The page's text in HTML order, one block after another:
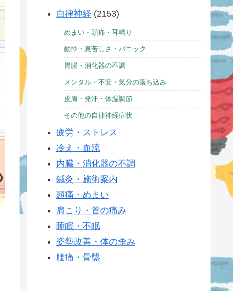
自律神経 (2153)
めまい・頭痛・耳鳴り
動悸・息苦しさ・パニック
胃腸・消化器の不調
メンタル・不安・気分の落ち込み
皮膚・発汗・体温調節
その他の自律神経症状
疲労・ストレス
冷え・血流
内臓・消化器の不調
鍼灸・施術案内
頭痛・めまい
肩こり・首の痛み
睡眠・不眠
姿勢改善・体の歪み
腰痛・骨盤